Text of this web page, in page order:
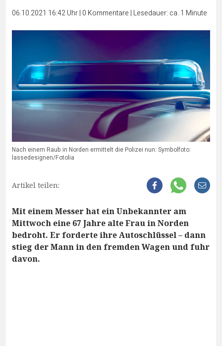
06.10.2021 16:42 Uhr| 0 Kommentare | Lesedauer: ca. 1 Minute
Nach einem Raub in Norden ermittelt die Polizei nun: Symbolfoto:
lassedesignen/Fotolia
Artikel teilen:
Mit einem Messer hat ein Unbekannter am
Mittwoch eine 67 Jahre alte Frau in Norden
bedroht. Er forderte ihre Autoschlüssel – dann
stieg der Mann in den fremden Wagen und fuhr
davon.